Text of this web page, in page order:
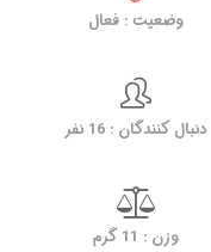
وضعیت : فعال
دنبال کنندگان : 16 نفر
وزن : 11 گرم